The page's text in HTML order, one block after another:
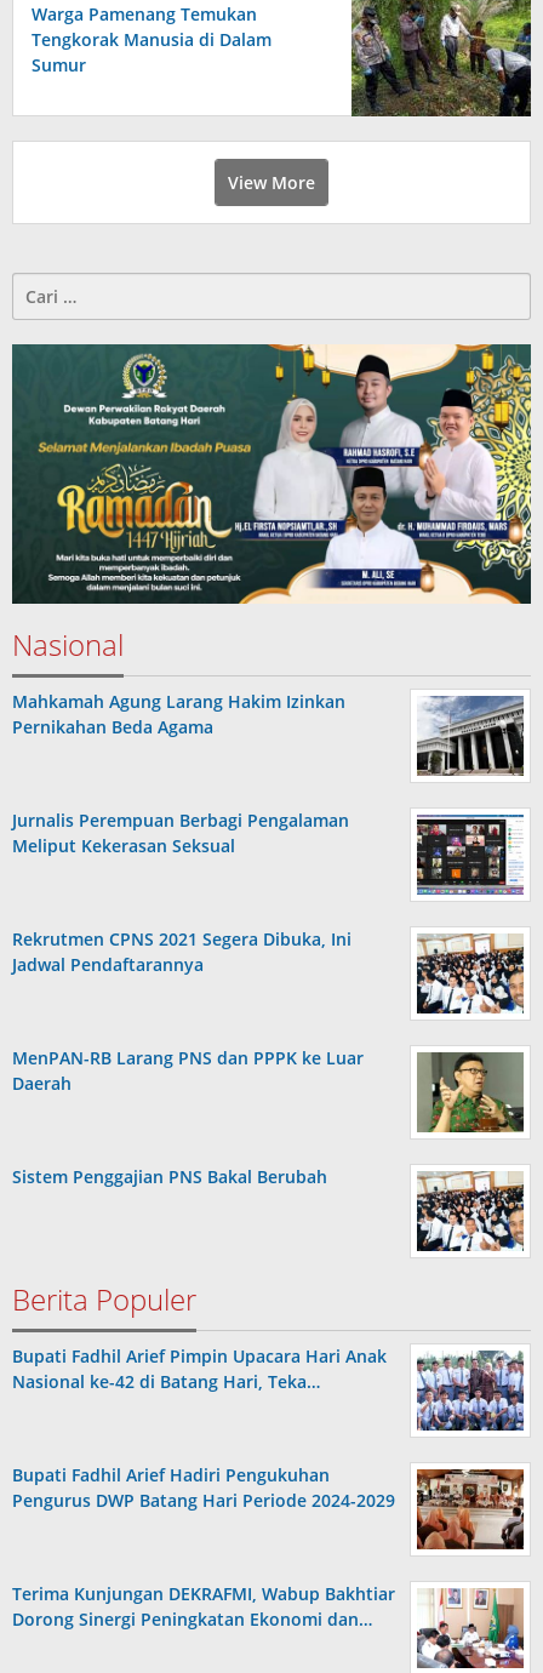
Warga Pamenang Temukan
Tengkorak Manusia di Dalam
Sumur
View More
untuk:
Nasional
Mahkamah Agung Larang Hakim Izinkan
Pernikahan Beda Agama
Jurnalis Perempuan Berbagi Pengalaman
Meliput Kekerasan Seksual
Rekrutmen CPNS 2021 Segera Dibuka, Ini
Jadwal Pendaftarannya
MenPAN-RB Larang PNS dan PPPK ke Luar
Daerah
Sistem Penggajian PNS Bakal Berubah
Berita Populer
Bupati Fadhil Arief Pimpin Upacara Hari Anak
Nasional ke-42 di Batang Hari, Teka…
Bupati Fadhil Arief Hadiri Pengukuhan
Pengurus DWP Batang Hari Periode 2024-2029
Terima Kunjungan DEKRAFMI, Wabup Bakhtiar
Dorong Sinergi Peningkatan Ekonomi dan…